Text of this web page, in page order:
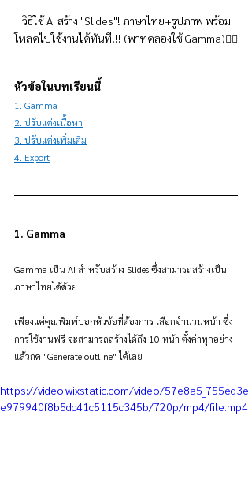
วิธีใช้ AI สร้าง "Slides"! ภาษาไทย+รูปภาพ พร้อม
โหลดไปใช้งานได้ทันที!!! (พาทดลองใช้ Gamma)👇🏻
หัวข้อในบทเรียนนี้
1. Gamma
2. ปรับแต่งเนื้อหา
3. ปรับแต่งเพิ่มเติม
4. Export
1. Gamma
Gamma เป็น AI สำหรับสร้าง Slides ซึ่งสามารถสร้างเป็น
ภาษาไทยได้ด้วย
เพียงแค่คุณพิมพ์บอกหัวข้อที่ต้องการ เลือกจำนวนหน้า ซึ่ง
การใช้งานฟรี จะสามารถสร้างได้ถึง 10 หน้า ตั้งค่าทุกอย่าง
แล้วกด "Generate outline" ได้เลย
https://video.wixstatic.com/video/57e8a5_755ed3e
e979940f8b5dc41c5115c345b/720p/mp4/file.mp4